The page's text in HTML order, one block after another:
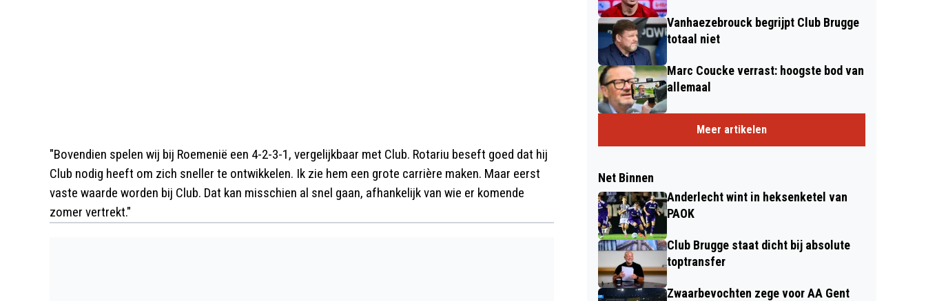
"Bovendien spelen wij bij Roemenië een 4-2-3-1, vergelijkbaar met Club. Rotariu beseft goed dat hij
Club nodig heeft om zich sneller te ontwikkelen. Ik zie hem een grote carrière maken. Maar eerst
vaste waarde worden bij Club. Dat kan misschien al snel gaan, afhankelijk van wie er komende
zomer vertrekt."
Vanhaezebrouck begrijpt Club Brugge
totaal niet
Marc Coucke verrast: hoogste bod van
allemaal
Meer artikelen
Net Binnen
Anderlecht wint in heksenketel van
PAOK
Club Brugge staat dicht bij absolute
toptransfer
Zwaarbevochten zege voor AA Gent